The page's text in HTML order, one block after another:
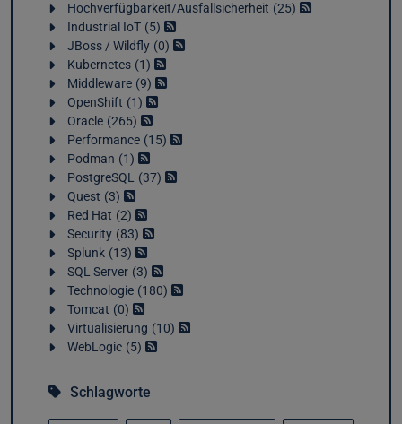
-silent
Hochverfügbarkeit/Ausfallsicherheit 25
Industrial IoT 5
JBoss / Wildfly 0
Kubernetes 1
Middleware 9
OpenShift 1
Oracle 265
Performance 15
Podman 1
PostgreSQL 37
Quest 3
Red Hat 2
Security 83
Splunk 13
SQL Server 3
Technologie 180
Tomcat 0
Virtualisierung 10
WebLogic 5
Schlagworte